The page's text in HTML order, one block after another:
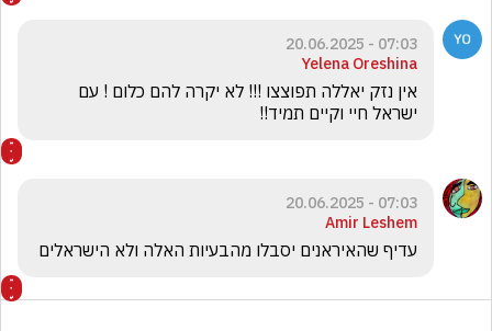
07:03 - 20.06.2025
Yelena Oreshina
ישראל חיי וקיים תמיד!!
07:03 - 20.06.2025
Amir Leshem
עדיף שהאיראנים יסבלו מהבעיות האלה ולא הישראלים